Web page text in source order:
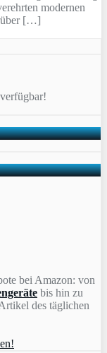
modernen
[…]
bei Amazon: von
bis hin zu
des täglichen